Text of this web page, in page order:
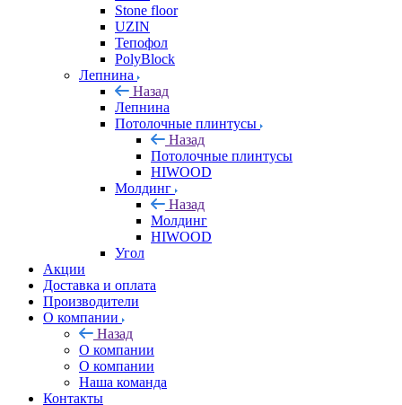
Stone floor
UZIN
Тепофол
PolyBlock
Лепнина
Назад
Лепнина
Потолочные плинтусы
Назад
Потолочные плинтусы
HIWOOD
Молдинг
Назад
Молдинг
HIWOOD
Угол
Акции
Доставка и оплата
Производители
О компании
Назад
О компании
О компании
Наша команда
Контакты